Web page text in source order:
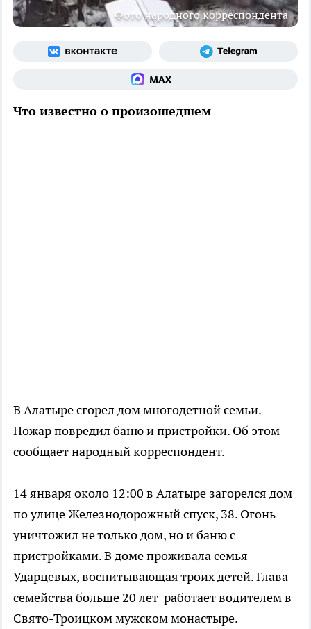
Фото народного корреспондента
Что известно о произошедшем
В Алатыре сгорел дом многодетной семьи.
Пожар повредил баню и пристройки. Об этом
сообщает народный корреспондент.
14 января около 12:00 в Алатыре загорелся дом
по улице Железнодорожный спуск, 38. Огонь
уничтожил не только дом, но и баню с
пристройками. В доме проживала семья
Ударцевых, воспитывающая троих детей. Глава
семейства больше 20 лет работает водителем в
Свято-Троицком мужском монастыре.